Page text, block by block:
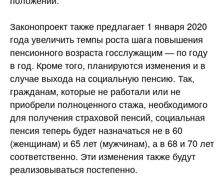
Законопроект также предлагает 1 января 2020
года увеличить темпы роста шага повышения
пенсионного возраста госслужащим — по году
в год. Кроме того, планируются изменения и в
случае выхода на социальную пенсию. Так,
гражданам, которые не работали или не
приобрели полноценного стажа, необходимого
для получения страховой пенсий, социальная
пенсия теперь будет назначаться не в 60
(женщинам) и 65 лет (мужчинам), а в 68 и 70 лет
соответственно. Эти изменения также будут
реализовываться постепенно.